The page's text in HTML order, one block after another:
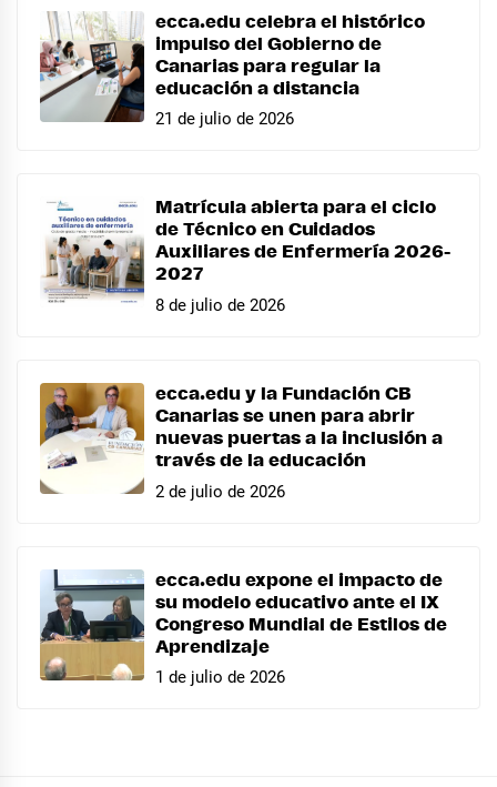
ecca.edu celebra el histórico
impulso del Gobierno de
Canarias para regular la
educación a distancia
21 de julio de 2026
Matrícula abierta para el ciclo
de Técnico en Cuidados
Auxiliares de Enfermería 2026-
2027
8 de julio de 2026
ecca.edu y la Fundación CB
Canarias se unen para abrir
nuevas puertas a la inclusión a
través de la educación
2 de julio de 2026
ecca.edu expone el impacto de
su modelo educativo ante el IX
Congreso Mundial de Estilos de
Aprendizaje
1 de julio de 2026